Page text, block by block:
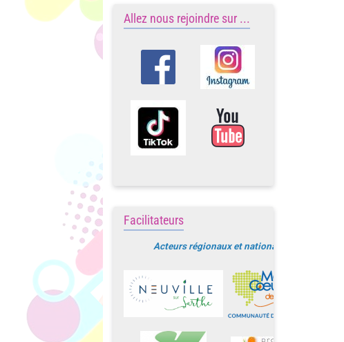
Allez nous rejoindre sur ...
Facilitateurs
Acteurs régionaux et nationaux